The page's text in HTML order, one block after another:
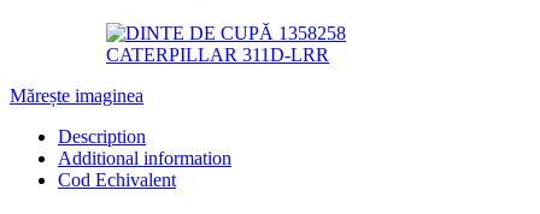
Mărește imaginea
Description
Additional information
Cod Echivalent